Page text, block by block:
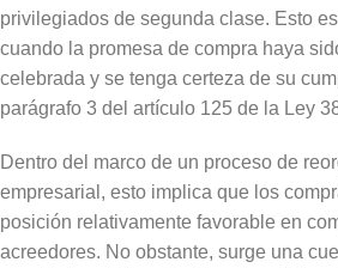
privilegiados de segunda clase. Esto
cuando la promesa de compra haya
celebrada y se tenga certeza de su
parágrafo 3 del artículo 125 de la Ley
Dentro del marco de un proceso de
empresarial, esto implica que los
posición relativamente favorable en
acreedores. No obstante, surge una